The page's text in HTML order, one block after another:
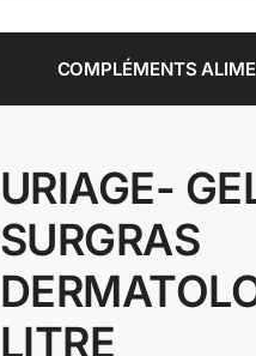
COMPLÉMENTS
URIAGE-
SURGRAS
LITRE